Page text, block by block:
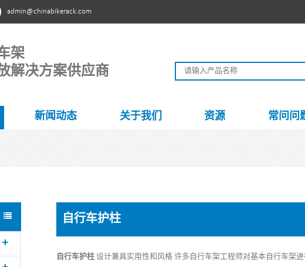
admin@chinabikerack.com
架
解决方案供应商
新闻动态 关于我们 资源 常问问
自行车护柱
自行车护柱设计兼具实用性和风格 许多自行车架工程师对基本自行车架